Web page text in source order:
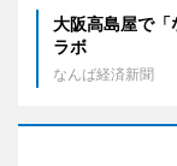
大阪高島屋で
ラボ
なんば経済新聞